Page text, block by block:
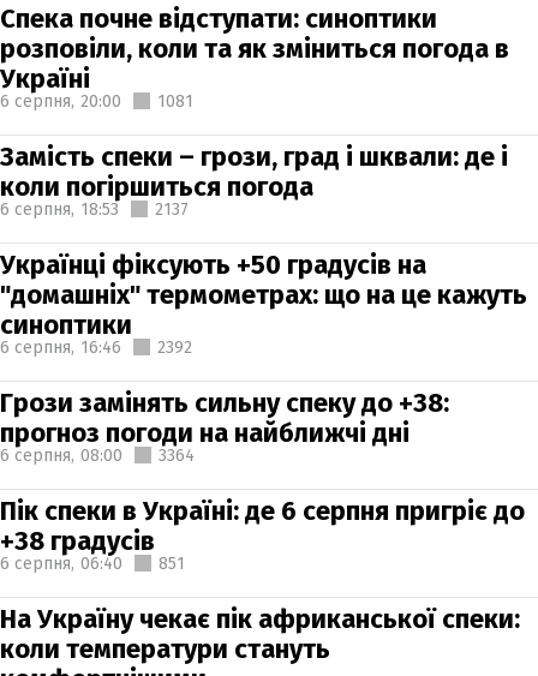
Спека почне відступати: синоптики
розповіли, коли та як зміниться погода в
Україні
6 серпня, 20:00 1081
Замість спеки – грози, град і шквали: де і
коли погіршиться погода
6 серпня, 18:53 2137
Українці фіксують +50 градусів на
"домашніх" термометрах: що на це кажуть
синоптики
6 серпня, 16:46 2392
Грози замінять сильну спеку до +38:
прогноз погоди на найближчі дні
6 серпня, 08:00 3364
Пік спеки в Україні: де 6 серпня пригріє до
+38 градусів
6 серпня, 06:40 851
На Україну чекає пік африканської спеки:
коли температури стануть